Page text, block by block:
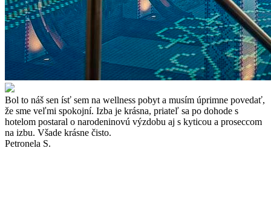
Bol to náš sen ísť sem na wellness pobyt a musím úprimne povedať,
že sme veľmi spokojní. Izba je krásna, priateľ sa po dohode s
hotelom postaral o narodeninovú výzdobu aj s kyticou a proseccom
na izbu. Všade krásne čisto.
Petronela S.